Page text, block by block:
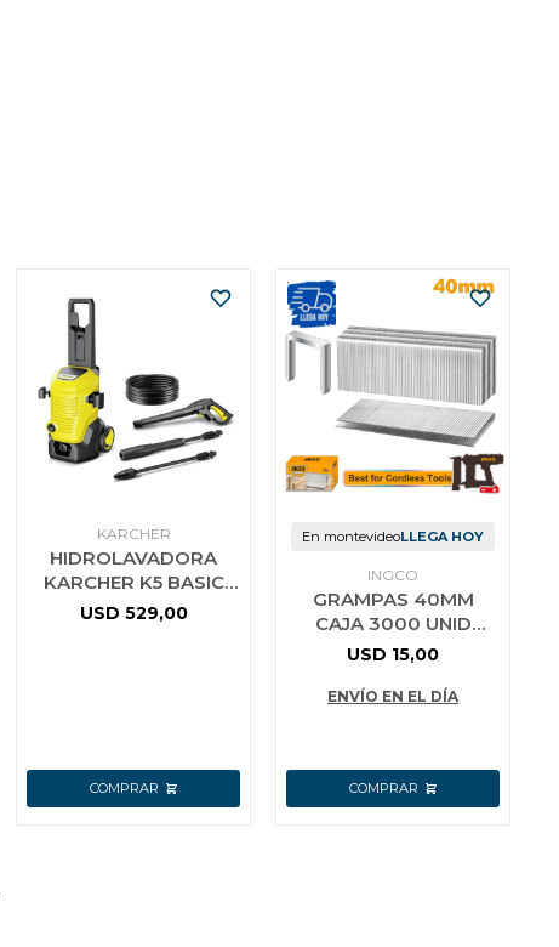
KARCHER
HIDROLAVADORA
KARCHER K5 BASIC
MOTOR
USD 529,00
En montevideoLLEGA HOY
INGCO
GRAMPAS 40MM
CAJA 3000 UNID
INGCO AST18403
USD 15,00
ENVÍO EN EL DÍA